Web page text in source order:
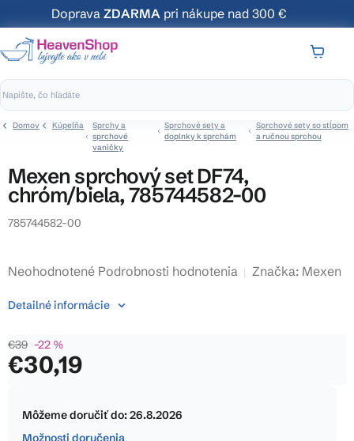
na
obsah
Doprava ZDARMA pri nákupe nad 300 €
KOŠÍK
Domov Kúpeľňa
Sprchy a
sprchové
vaničky
Sprchové sety a
doplnky k sprchám
Sprchové sety so stĺpom
a ručnou sprchou
Mexen sprchový set DF74,
chróm/biela, 785744582-00
785744582-00
Priemerné
produktu
0,0
z
Neohodnotené Podrobnosti hodnotenia Značka: Mexen
€39 –22 %
€30,19
cena:
Môžeme doručiť do:26.8.2026
Možnosti doručenia
Detailné informácie